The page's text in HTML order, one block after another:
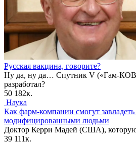
Русская вакцина, говорите?
Ну да, ну да… Спутник V («Гам-
разработал?
50 182к.
Наука
Как фарм-компании смогут
модифицированными людьми
Доктор Керри Мадей (США),
39 111к.